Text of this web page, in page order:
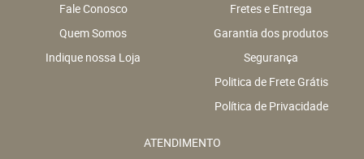
Fale Conosco
Quem Somos
Indique nossa Loja
Fretes e Entrega
Garantia dos produtos
Segurança
Politica de Frete Grátis
Política de Privacidade
ATENDIMENTO